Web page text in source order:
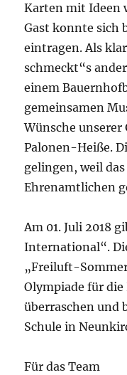
Karten mit Ideen
Gast konnte sich
eintragen. Als
schmeckt“s
einem
gemeinsamen
Wünsche unserer
Palonen-Heiße.
gelingen, weil
Ehrenamtlichen
Am 01. Juli 2018
International“.
„Freiluft-
Olympiade für die
überraschen und
Schule in
Für das Team